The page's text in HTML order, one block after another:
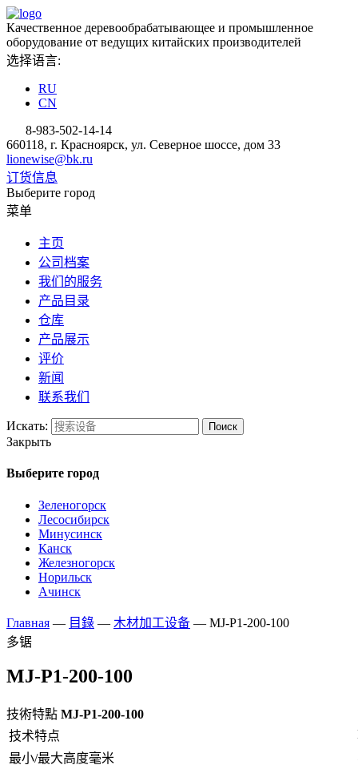
Качественное деревообрабатывающее и промышленное
оборудование от ведущих китайских производителей
选择语言:
RU
CN
8-983-502-14-14
660118, г. Красноярск, ул. Северное шоссе, дом 33
lionewise@bk.ru
订货信息
Выберите город
菜单
主页
公司档案
我们的服务
产品目录
仓库
产品展示
评价
新闻
联系我们
Искать: Поиск
Закрыть
Выберите город
Зеленогорск
Лесосибирск
Минусинск
Канск
Железногорск
Норильск
Ачинск
Главная — 目錄 — 木材加工设备 — MJ-P1-200-100
多锯
MJ-P1-200-100
技術特點 MJ-P1-200-100
技术特点
最小/最大高度毫米